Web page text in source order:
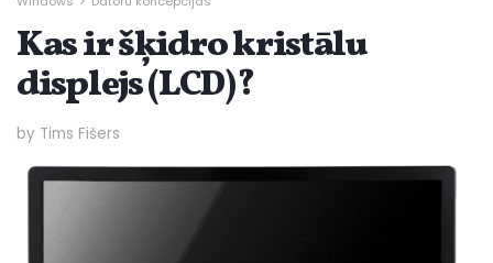
Kas ir šķidro kristālu
displejs (LCD)?
by Tims Fišers